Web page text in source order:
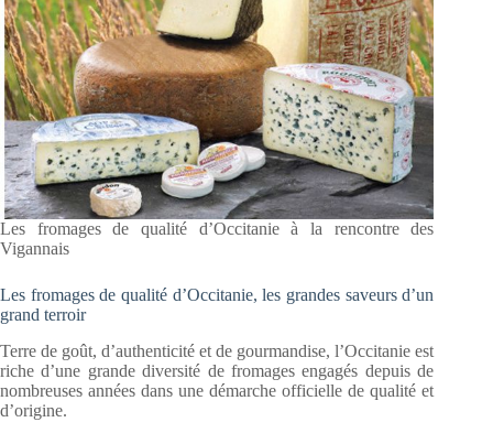
Les fromages de qualité d’Occitanie à la rencontre des
Vigannais
Les fromages de qualité d’Occitanie, les grandes saveurs d’un
grand terroir
Terre de goût, d’authenticité et de gourmandise, l’Occitanie est
riche d’une grande diversité de fromages engagés depuis de
nombreuses années dans une démarche officielle de qualité et
d’origine.